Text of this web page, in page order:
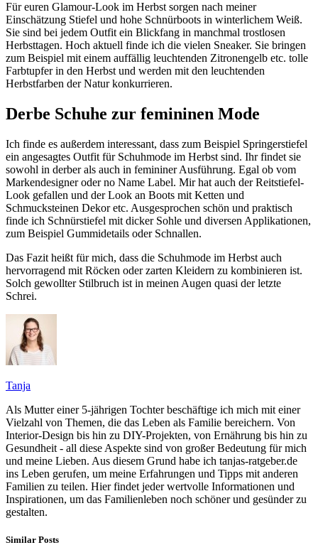
Für euren Glamour-Look im Herbst sorgen nach meiner
Einschätzung Stiefel und hohe Schnürboots in winterlichem Weiß.
Sie sind bei jedem Outfit ein Blickfang in manchmal trostlosen
Herbsttagen. Hoch aktuell finde ich die vielen Sneaker. Sie bringen
zum Beispiel mit einem auffällig leuchtenden Zitronengelb etc. tolle
Farbtupfer in den Herbst und werden mit den leuchtenden
Herbstfarben der Natur konkurrieren.
Derbe Schuhe zur femininen Mode
Ich finde es außerdem interessant, dass zum Beispiel Springerstiefel
ein angesagtes Outfit für Schuhmode im Herbst sind. Ihr findet sie
sowohl in derber als auch in femininer Ausführung. Egal ob vom
Markendesigner oder no Name Label. Mir hat auch der Reitstiefel-
Look gefallen und der Look an Boots mit Ketten und
Schmucksteinen Dekor etc. Ausgesprochen schön und praktisch
finde ich Schnürstiefel mit dicker Sohle und diversen Applikationen,
zum Beispiel Gummidetails oder Schnallen.
Das Fazit heißt für mich, dass die Schuhmode im Herbst auch
hervorragend mit Röcken oder zarten Kleidern zu kombinieren ist.
Solch gewollter Stilbruch ist in meinen Augen quasi der letzte
Schrei.
Tanja
Als Mutter einer 5-jährigen Tochter beschäftige ich mich mit einer
Vielzahl von Themen, die das Leben als Familie bereichern. Von
Interior-Design bis hin zu DIY-Projekten, von Ernährung bis hin zu
Gesundheit - all diese Aspekte sind von großer Bedeutung für mich
und meine Lieben. Aus diesem Grund habe ich tanjas-ratgeber.de
ins Leben gerufen, um meine Erfahrungen und Tipps mit anderen
Familien zu teilen. Hier findet jeder wertvolle Informationen und
Inspirationen, um das Familienleben noch schöner und gesünder zu
gestalten.
Similar Posts